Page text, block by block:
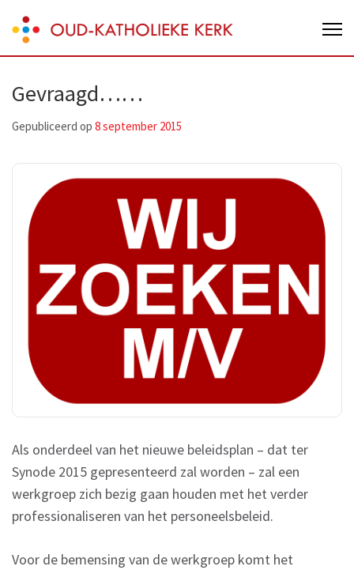
to
content
Enter)
Oud-Katholieke Kerk van Nederland
Gevraagd……
Gepubliceerd op 8 september 2015
Als onderdeel van het nieuwe beleidsplan – dat ter
Synode 2015 gepresenteerd zal worden – zal een
werkgroep zich bezig gaan houden met het verder
professionaliseren van het personeelsbeleid.
Voor de bemensing van de werkgroep komt het